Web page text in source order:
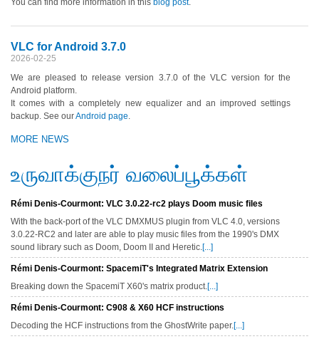
You can find more information in this blog post.
VLC for Android 3.7.0
2026-02-25
We are pleased to release version 3.7.0 of the VLC version for the
Android platform.
It comes with a completely new equalizer and an improved settings
backup. See ourAndroid page.
MORE NEWS
உருவாக்குநர் வலைப்பூக்கள்
Rémi Denis-Courmont: VLC 3.0.22-rc2 plays Doom music files
With the back-port of the VLC DMXMUS plugin from VLC 4.0, versions
3.0.22-RC2 and later are able to play music files from the 1990's DMX
sound library such as Doom, Doom II and Heretic.[...]
Rémi Denis-Courmont: SpacemiT's Integrated Matrix Extension
Breaking down the SpacemiT X60's matrix product.[...]
Rémi Denis-Courmont: C908 & X60 HCF instructions
Decoding the HCF instructions from the GhostWrite paper.[...]